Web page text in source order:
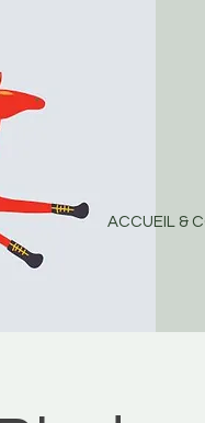
ACCUEIL &